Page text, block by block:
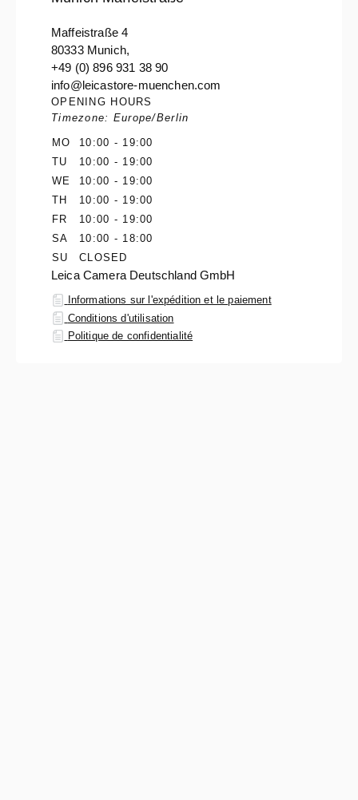
Maffeistraße 4
80333 Munich,
+49 (0) 896 931 38 90
info@leicastore-muenchen.com
OPENING HOURS
Timezone: Europe/Berlin
MO
10:00 - 19:00
TU
10:00 - 19:00
WE
10:00 - 19:00
TH
10:00 - 19:00
FR
10:00 - 19:00
SA
10:00 - 18:00
SU
CLOSED
Leica Camera Deutschland GmbH
Informations sur l'expédition et le paiement
Conditions d'utilisation
Politique de confidentialité